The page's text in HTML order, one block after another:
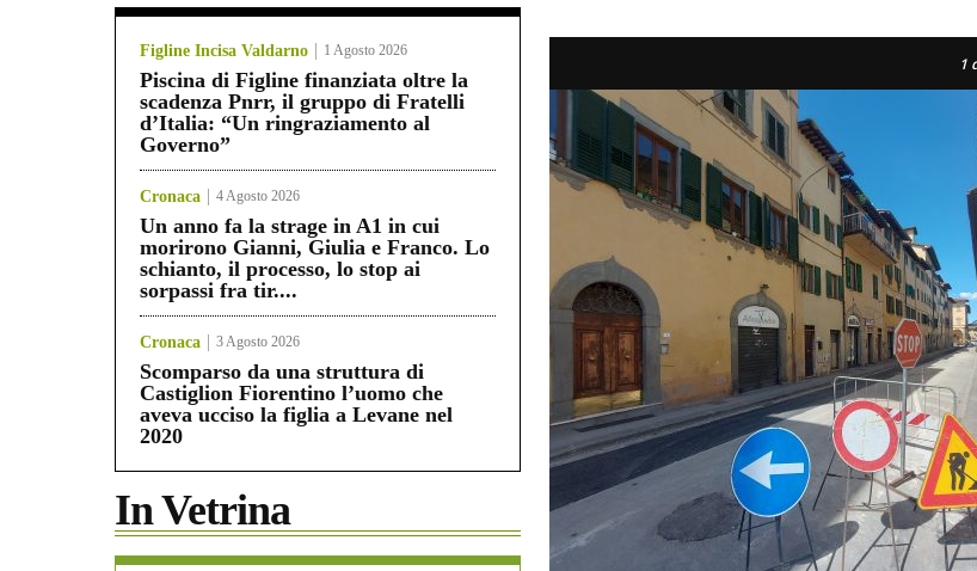
Figline Incisa Valdarno 1 Agosto 2026
Piscina di Figline finanziata oltre la
scadenza Pnrr, il gruppo di Fratelli
d’Italia: “Un ringraziamento al
Governo”
Cronaca 4 Agosto 2026
Un anno fa la strage in A1 in cui
morirono Gianni, Giulia e Franco. Lo
schianto, il processo, lo stop ai
sorpassi fra tir....
Cronaca 3 Agosto 2026
Scomparso da una struttura di
Castiglion Fiorentino l’uomo che
aveva ucciso la figlia a Levane nel
2020
In Vetrina
1